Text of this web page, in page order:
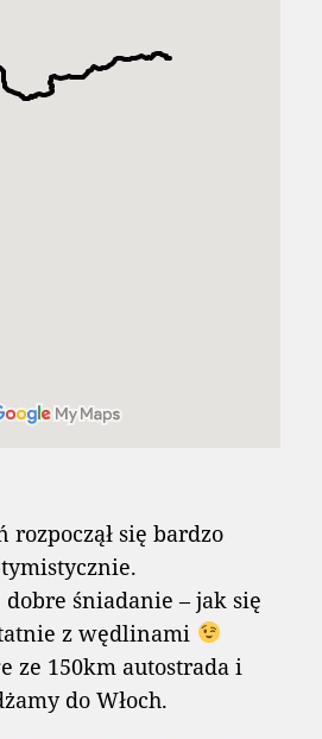
rozpoczął się bardzo
dobre śniadanie – jak się
z wędlinami
ze 150km autostrada i
do Włoch.